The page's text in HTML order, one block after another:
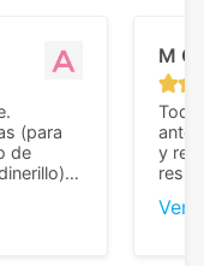
(para
de
y
calidad
M C
Todo
y
Ver